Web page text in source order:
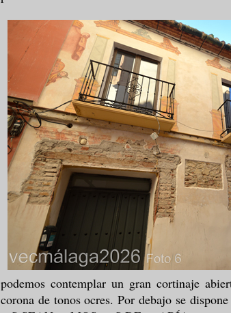
podemos contemplar un gran cortinaje
corona de tonos ocres. Por debajo se